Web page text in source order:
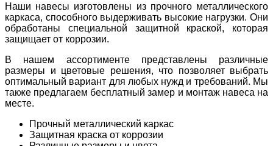
Наши навесы изготовлены из прочного металлического
каркаса, способного выдерживать высокие нагрузки. Они
обработаны специальной защитной краской, которая
защищает от коррозии.
В нашем ассортименте представлены различные
размеры и цветовые решения, что позволяет выбрать
оптимальный вариант для любых нужд и требований. Мы
также предлагаем бесплатный замер и монтаж навеса на
месте.
Прочный металлический каркас
Защитная краска от коррозии